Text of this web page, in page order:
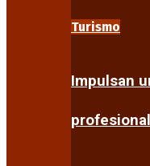
Turismo
Impulsan